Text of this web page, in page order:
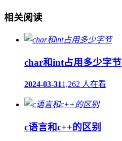
相关阅读
char和int占用多少字节
2024-03-311,262 人在看
c语言和c++的区别